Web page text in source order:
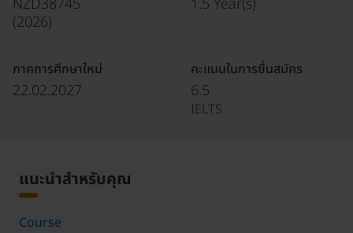
NZD38745
(2026)
1.5 Year(s)
ภาคการศึกษาใหม่
22.02.2027
คะแนนในการยื่นสมัคร
6.5
IELTS
แนะนำสำหรับคุณ
Course